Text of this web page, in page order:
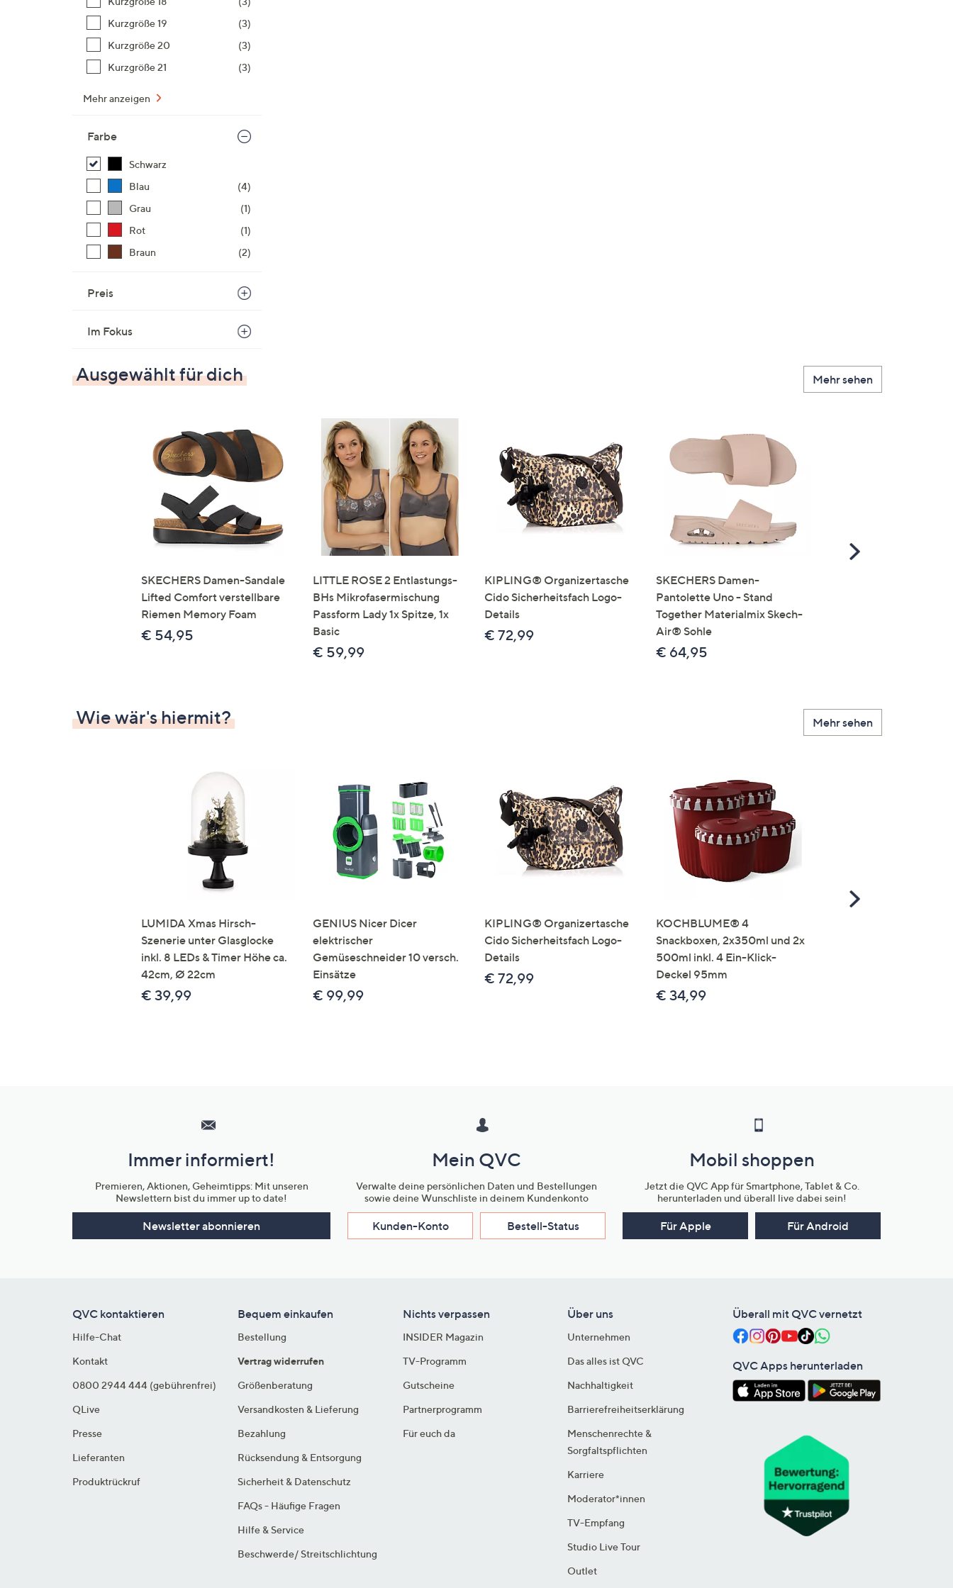
Kurzgröße 19
(3)
Kurzgröße 20
(3)
Kurzgröße 21
(3)
Mehr anzeigen
Farbe
Schwarz
Blau
(4)
Grau
(1)
Rot
(1)
Braun
(2)
Preis
Im Fokus
Ausgewählt für dich Mehr sehen
SKECHERS Damen-Sandale
Lifted Comfort verstellbare
Riemen Memory Foam
€ 54,95
LITTLE ROSE 2 Entlastungs-
BHs Mikrofasermischung
Passform Lady 1x Spitze, 1x
Basic
€ 59,99
KIPLING® Organizertasche
Cido Sicherheitsfach Logo-
Details
€ 72,99
SKECHERS Damen-
Pantolette Uno - Stand
Together Materialmix Skech-
Air® Sohle
€ 64,95
Scroll
Wie wär's hiermit? Mehr sehen
LUMIDA Xmas Hirsch-
Szenerie unter Glasglocke
inkl. 8 LEDs & Timer Höhe ca.
42cm, Ø 22cm
€ 39,99
GENIUS Nicer Dicer
elektrischer
Gemüseschneider 10 versch.
Einsätze
€ 99,99
KIPLING® Organizertasche
Cido Sicherheitsfach Logo-
Details
€ 72,99
KOCHBLUME® 4
Snackboxen, 2x350ml und 2x
500ml inkl. 4 Ein-Klick-
Deckel 95mm
€ 34,99
Scroll
Unternehmensinformationen
Immer informiert!
Premieren, Aktionen, Geheimtipps: Mit unseren
Newslettern bist du immer up to date!
Newsletter abonnieren
Mein QVC
Verwalte deine persönlichen Daten und Bestellungen
sowie deine Wunschliste in deinem Kundenkonto
Kunden-Konto Bestell-Status
Mobil shoppen
Jetzt die QVC App für Smartphone, Tablet & Co.
herunterladen und überall live dabei sein!
Für Apple Für Android
QVC kontaktieren
Hilfe-Chat
Kontakt
0800 2944 444 (gebührenfrei)
QLive
Presse
Lieferanten
Produktrückruf
Bequem einkaufen
Bestellung
Vertrag widerrufen
Größenberatung
Versandkosten & Lieferung
Bezahlung
Rücksendung & Entsorgung
Sicherheit & Datenschutz
FAQs - Häufige Fragen
Hilfe & Service
Beschwerde/ Streitschlichtung
Nichts verpassen
INSIDER Magazin
TV-Programm
Gutscheine
Partnerprogramm
Für euch da
Über uns
Unternehmen
Das alles ist QVC
Nachhaltigkeit
Barrierefreiheitserklärung
Menschenrechte &
Sorgfaltspflichten
Karriere
Moderator*innen
TV-Empfang
Studio Live Tour
Outlet
Überall mit QVC vernetzt
QVC Apps herunterladen